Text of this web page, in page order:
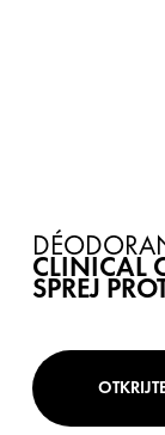
CLINICAL
SPREJ